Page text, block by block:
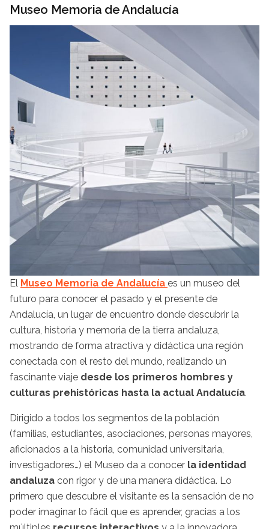
Museo Memoria de Andalucía
El Museo Memoria de Andalucía es un museo del
futuro para conocer el pasado y el presente de
Andalucía, un lugar de encuentro donde descubrir la
cultura, historia y memoria de la tierra andaluza,
mostrando de forma atractiva y didáctica una región
conectada con el resto del mundo, realizando un
fascinante viaje desde los primeros hombres y
culturas prehistóricas hasta la actual Andalucía.
Dirigido a todos los segmentos de la población
(familias, estudiantes, asociaciones, personas mayores,
aficionados a la historia, comunidad universitaria,
investigadores…) el Museo da a conocer la identidad
andaluza con rigor y de una manera didáctica. Lo
primero que descubre el visitante es la sensación de no
poder imaginar lo fácil que es aprender, gracias a los